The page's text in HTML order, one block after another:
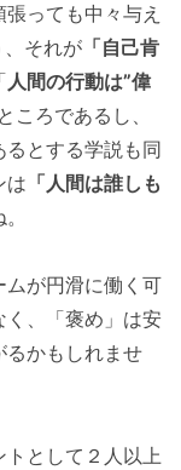
っても中々与え
それが 「自己肯
人間の行動は”偉
ころであるし、
るとする学説も同
は 「人間は誰しも
が円滑に働く可
、「褒め」は安
るかもしれませ
として２人以上